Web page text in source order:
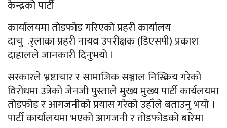
केन्द्रको पार्टी
कार्यालयमा तोडफोड गरिएको प्रहरी कार्यालय
दाचुर््लाका प्रहरी नायव उपरीक्षक (डिएसपी) प्रकाश
दाहालले जानकारी दिनुभयो ।
सरकारले भ्रष्टाचार र सामाजिक सञ्जाल निस्क्रिय गरेको
विरोधमा उत्रेको जेनजी पुस्ताले मुख्य मुख्य पार्टी कार्यलयमा
तोडफोड र आगजनीको प्रयास गरेको उहाँले बताउनु भयो ।
पार्टी कार्यालयमा भएको आगजनी र तोडफोडको बारेमा